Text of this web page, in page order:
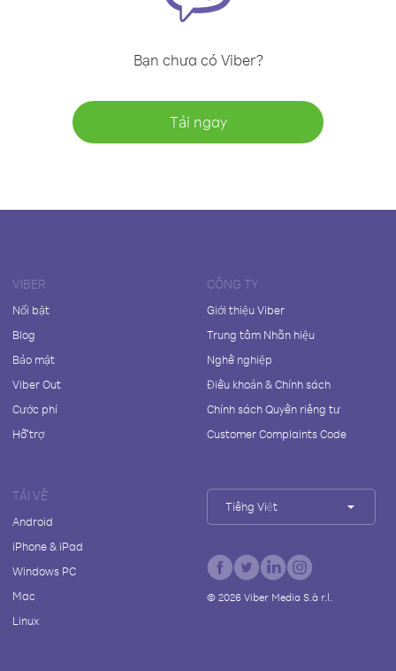
Bạn chưa có Viber?
Tải ngay
VIBER
Nổi bật
Blog
Bảo mật
Viber Out
Cước phí
Hỗ trợ
CÔNG TY
Giới thiệu Viber
Trung tâm Nhãn hiệu
Nghề nghiệp
Điều khoản & Chính sách
Chính sách Quyền riêng tư
Customer Complaints Code
TẢI VỀ
Android
iPhone & iPad
Windows PC
Mac
Linux
Tiếng Việt
© 2026Viber Media S.à r.l.